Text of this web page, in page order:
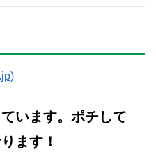
います。ポチして
ます！